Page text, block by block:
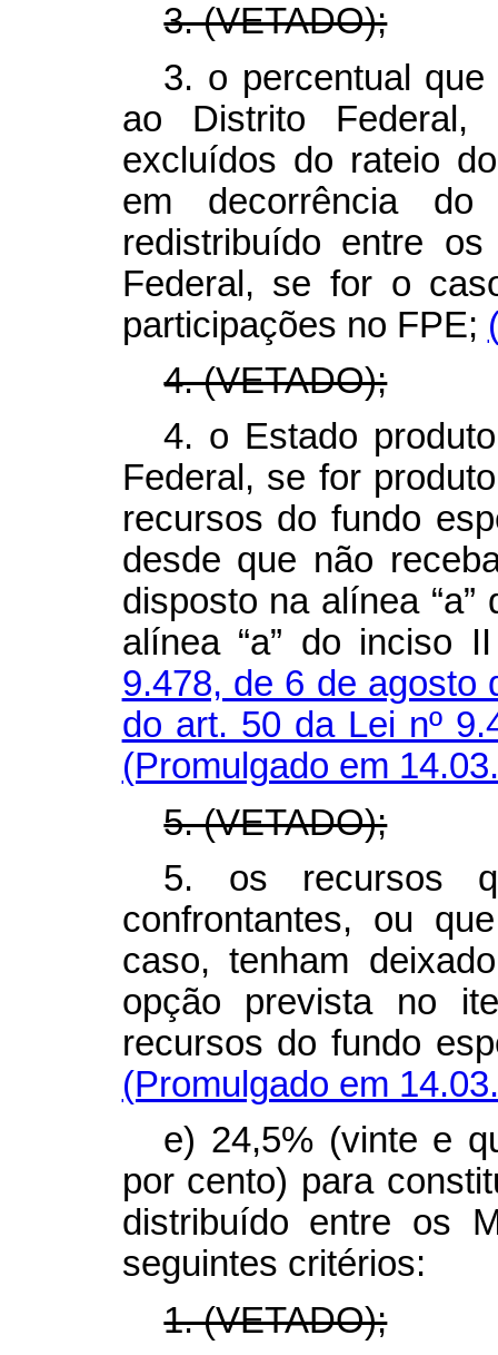
3. (VETADO);
3. o percentual
ao Distrito
excluídos do rateio
em decorrência
redistribuído entre
Federal, se for o
participações no FPE;
4. (VETADO);
4. o Estado
Federal, se for
recursos do fundo
desde que não
disposto na alínea
alínea “a” do inciso
9.478, de 6 de agosto
do art. 50 da Lei nº
(Promulgado em
5. (VETADO);
5. os recursos
confrontantes, ou
caso, tenham
opção prevista no
recursos do fundo
(Promulgado em
e) 24,5% (vinte e
por cento) para
distribuído entre os
seguintes critérios:
1. (VETADO);